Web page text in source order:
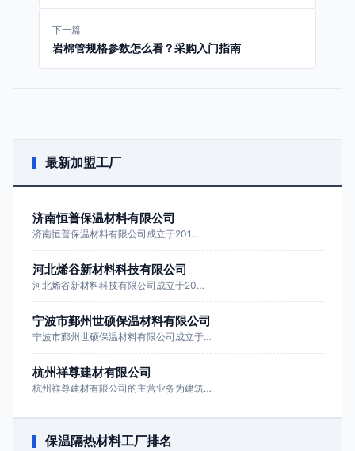
下一篇
岩棉管规格参数怎么看？采购入门指南
最新加盟工厂
济南恒普保温材料有限公司
济南恒普保温材料有限公司成立于201…
河北烯谷新材料科技有限公司
河北烯谷新材料科技有限公司成立于20…
宁波市鄞州世硕保温材料有限公司
宁波市鄞州世硕保温材料有限公司成立于…
杭州祥尊建材有限公司
杭州祥尊建材有限公司的主营业务为建筑…
保温隔热材料工厂排名